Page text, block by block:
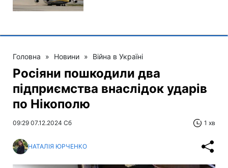
Головна » Новини » Війна в Україні
Росіяни пошкодили два
підприємства внаслідок ударів
по Нікополю
09:29 07.12.2024 Сб 1 хв
НАТАЛІЯ ЮРЧЕНКО